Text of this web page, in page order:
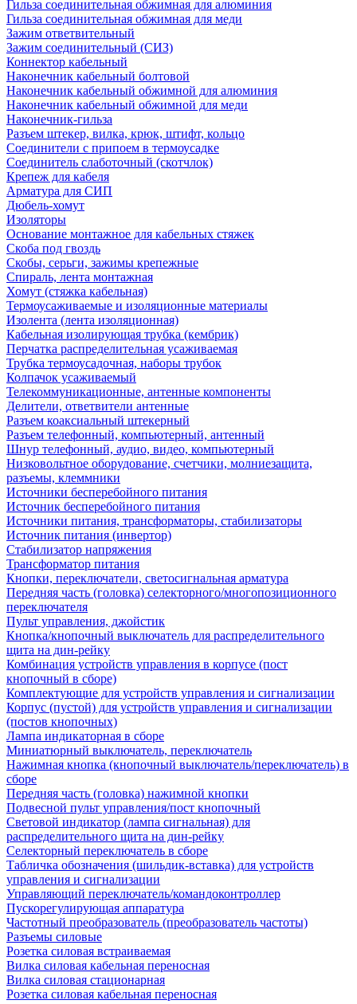
Гильза соединительная обжимная для алюминия
Гильза соединительная обжимная для меди
Зажим ответвительный
Зажим соединительный (СИЗ)
Коннектор кабельный
Наконечник кабельный болтовой
Наконечник кабельный обжимной для алюминия
Наконечник кабельный обжимной для меди
Наконечник-гильза
Разъем штекер, вилка, крюк, штифт, кольцо
Соединители с припоем в термоусадке
Соединитель слаботочный (скотчлок)
Крепеж для кабеля
Арматура для СИП
Дюбель-хомут
Изоляторы
Основание монтажное для кабельных стяжек
Скоба под гвоздь
Скобы, серьги, зажимы крепежные
Спираль, лента монтажная
Хомут (стяжка кабельная)
Термоусаживаемые и изоляционные материалы
Изолента (лента изоляционная)
Кабельная изолирующая трубка (кембрик)
Перчатка распределительная усаживаемая
Трубка термоусадочная, наборы трубок
Колпачок усаживаемый
Телекоммуникационные, антенные компоненты
Делители, ответвители антенные
Разъем коаксиальный штекерный
Разъем телефонный, компьютерный, антенный
Шнур телефонный, аудио, видео, компьютерный
Низковольтное оборудование, счетчики, молниезащита,
разъемы, клеммники
Источники бесперебойного питания
Источник бесперебойного питания
Источники питания, трансформаторы, стабилизаторы
Источник питания (инвертор)
Стабилизатор напряжения
Трансформатор питания
Кнопки, переключатели, светосигнальная арматура
Передняя часть (головка) селекторного/многопозиционного
переключателя
Пульт управления, джойстик
Кнопка/кнопочный выключатель для распределительного
щита на дин-рейку
Комбинация устройств управления в корпусе (пост
кнопочный в сборе)
Комплектующие для устройств управления и сигнализации
Корпус (пустой) для устройств управления и сигнализации
(постов кнопочных)
Лампа индикаторная в сборе
Миниатюрный выключатель, переключатель
Нажимная кнопка (кнопочный выключатель/переключатель) в
сборе
Передняя часть (головка) нажимной кнопки
Подвесной пульт управления/пост кнопочный
Световой индикатор (лампа сигнальная) для
распределительного щита на дин-рейку
Селекторный переключатель в сборе
Табличка обозначения (шильдик-вставка) для устройств
управления и сигнализации
Управляющий переключатель/командоконтроллер
Пускорегулирующая аппаратура
Частотный преобразователь (преобразователь частоты)
Разъемы силовые
Розетка силовая встраиваемая
Вилка силовая кабельная переносная
Вилка силовая стационарная
Розетка силовая кабельная переносная